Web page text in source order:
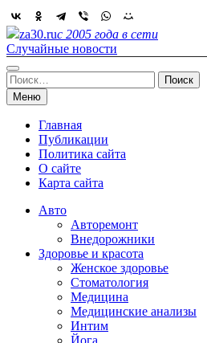
Skip
to
content
za30.ruс 2005 года в сети
Случайные новости
Найти:
Меню
Главная
Публикации
Политика сайта
О сайте
Карта сайта
Авто
Авторемонт
Внедорожники
Здоровье и красота
Женское здоровье
Стоматология
Медицина
Медицинские анализы
Интим
Йога